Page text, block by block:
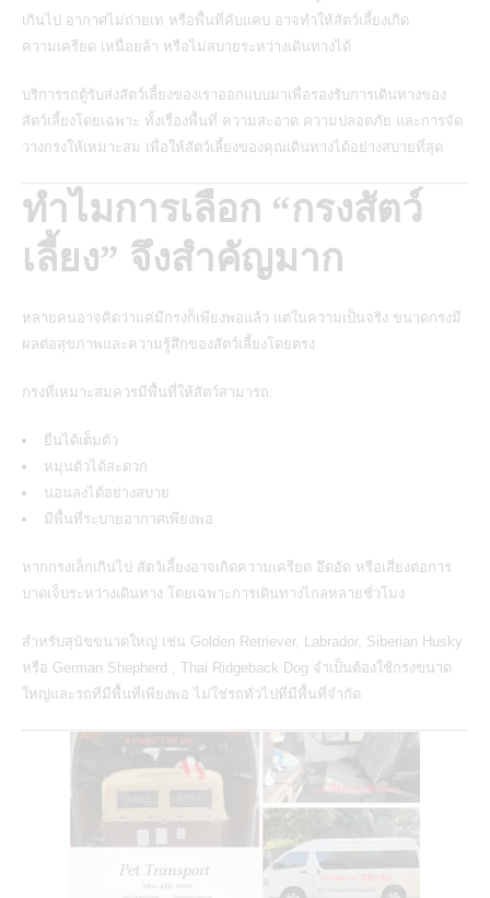
เกินไป อากาศไม่ถ่ายเท หรือพื้นที่คับแคบ อาจทำให้สัตว์เลี้ยงเกิด
ความเครียด เหนื่อยล้า หรือไม่สบายระหว่างเดินทางได้
บริการรถตู้รับส่งสัตว์เลี้ยงของเราออกแบบมาเพื่อรองรับการเดินทางของ
สัตว์เลี้ยงโดยเฉพาะ ทั้งเรื่องพื้นที่ ความสะอาด ความปลอดภัย และการจัด
วางกรงให้เหมาะสม เพื่อให้สัตว์เลี้ยงของคุณเดินทางได้อย่างสบายที่สุด
ทำไมการเลือก “กรงสัตว์
เลี้ยง” จึงสำคัญมาก
หลายคนอาจคิดว่าแค่มีกรงก็เพียงพอแล้ว แต่ในความเป็นจริง ขนาดกรงมี
ผลต่อสุขภาพและความรู้สึกของสัตว์เลี้ยงโดยตรง
กรงที่เหมาะสมควรมีพื้นที่ให้สัตว์สามารถ:
ยืนได้เต็มตัว
หมุนตัวได้สะดวก
นอนลงได้อย่างสบาย
มีพื้นที่ระบายอากาศเพียงพอ
หากกรงเล็กเกินไป สัตว์เลี้ยงอาจเกิดความเครียด อึดอัด หรือเสี่ยงต่อการ
บาดเจ็บระหว่างเดินทาง โดยเฉพาะการเดินทางไกลหลายชั่วโมง
สำหรับสุนัขขนาดใหญ่ เช่น Golden Retriever, Labrador, Siberian Husky
หรือ German Shepherd , Thai Ridgeback Dog จำเป็นต้องใช้กรงขนาด
ใหญ่และรถที่มีพื้นที่เพียงพอ ไม่ใช่รถทั่วไปที่มีพื้นที่จำกัด